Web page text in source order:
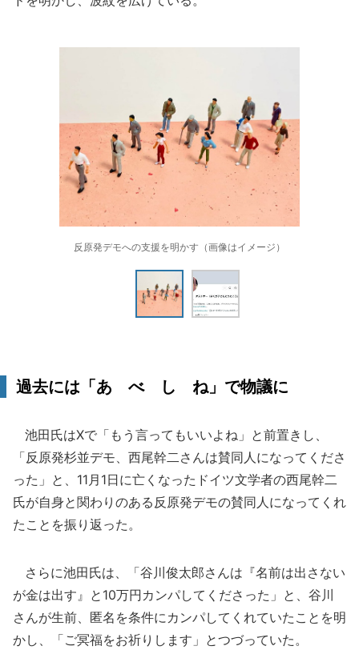
反原発デモへの支援を明かす（画像はイメージ）
過去には「あ べ し ね」で物議に
池田氏はXで「もう言ってもいいよね」と前置きし、
「反原発杉並デモ、西尾幹二さんは賛同人になってくださ
った」と、11月1日に亡くなったドイツ文学者の西尾幹二
氏が自身と関わりのある反原発デモの賛同人になってくれ
たことを振り返った。
さらに池田氏は、「谷川俊太郎さんは『名前は出さない
が金は出す』と10万円カンパしてくださった」と、谷川
さんが生前、匿名を条件にカンパしてくれていたことを明
かし、「ご冥福をお祈りします」とつづっていた。